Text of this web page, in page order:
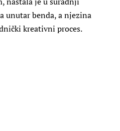
unutar benda, a njezina
kreativni proces.